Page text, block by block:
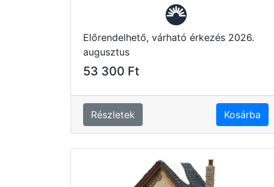
Előrendelhető, várható érkezés 2026.
augusztus
53 300 Ft
Részletek Kosárba